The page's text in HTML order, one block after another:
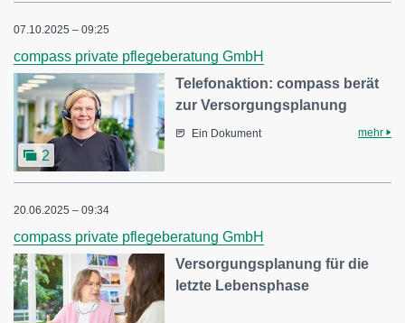
07.10.2025 – 09:25
compass private pflegeberatung GmbH
2
Telefonaktion: compass berät
zur Versorgungsplanung
Ein Dokument mehr
20.06.2025 – 09:34
compass private pflegeberatung GmbH
Versorgungsplanung für die
letzte Lebensphase